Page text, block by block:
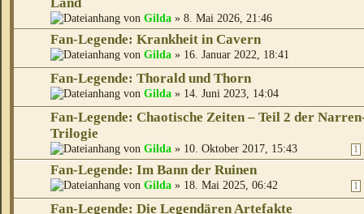
von Gilda » 8. Mai 2026, 21:46
Fan-Legende: Krankheit in Cavern
von Gilda » 16. Januar 2022, 18:41
Fan-Legende: Thorald und Thorn
von Gilda » 14. Juni 2023, 14:04
Fan-Legende: Chaotische Zeiten – Teil 2 der
Trilogie
1
von Gilda » 10. Oktober 2017, 15:43
Fan-Legende: Im Bann der Ruinen
1
von Gilda » 18. Mai 2025, 06:42
Fan-Legende: Die Legendären Artefakte